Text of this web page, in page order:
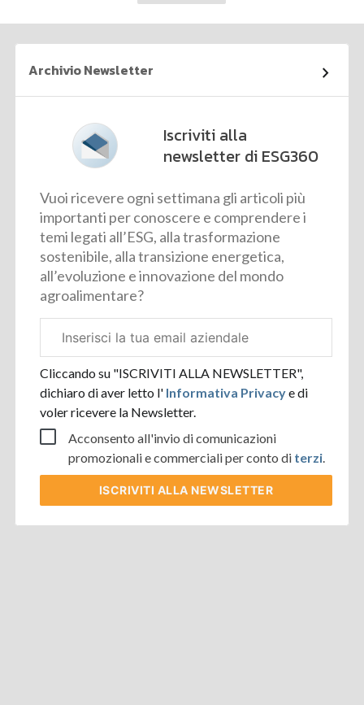
Archivio Newsletter
Iscriviti alla
newsletter di ESG360
Vuoi ricevere ogni settimana gli articoli più
importanti per conoscere e comprendere i
temi legati all’ESG, alla trasformazione
sostenibile, alla transizione energetica,
all’evoluzione e innovazione del mondo
agroalimentare?
aziendale
Cliccando su "ISCRIVITI ALLA NEWSLETTER",
dichiaro di aver letto l' Informativa Privacye di
voler ricevere la Newsletter.
Acconsento all'invio di comunicazioni
promozionali e commerciali per conto di terzi.
ISCRIVITI ALLA NEWSLETTER